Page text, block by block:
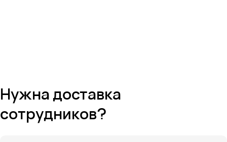
Нужна доставка
сотрудников?